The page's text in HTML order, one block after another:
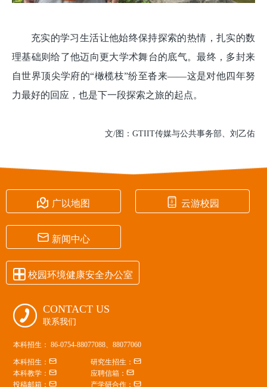
充实的学习生活让他始终保持探索的热情，扎实的数
理基础则给了他迈向更大学术舞台的底气。最终，多封来
自世界顶尖学府的“橄榄枝”纷至沓来——这是对他四年努
力最好的回应，也是下一段探索之旅的起点。
文/图：GTIIT传媒与公共事务部、刘乙佑
 广以地图  云游校园
 新闻中心
 校园环境健康安全办公室
 CONTACT US
联系我们
本科招生： 86-0754-88077088、88077060
本科招生： 研究生招生：
本科教学： 应聘信箱：
投稿邮箱： 产学研合作：